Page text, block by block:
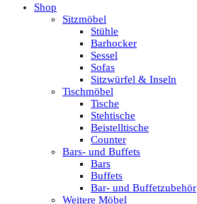
Shop
Sitzmöbel
Stühle
Barhocker
Sessel
Sofas
Sitzwürfel & Inseln
Tischmöbel
Tische
Stehtische
Beistelltische
Counter
Bars- und Buffets
Bars
Buffets
Bar- und Buffetzubehör
Weitere Möbel